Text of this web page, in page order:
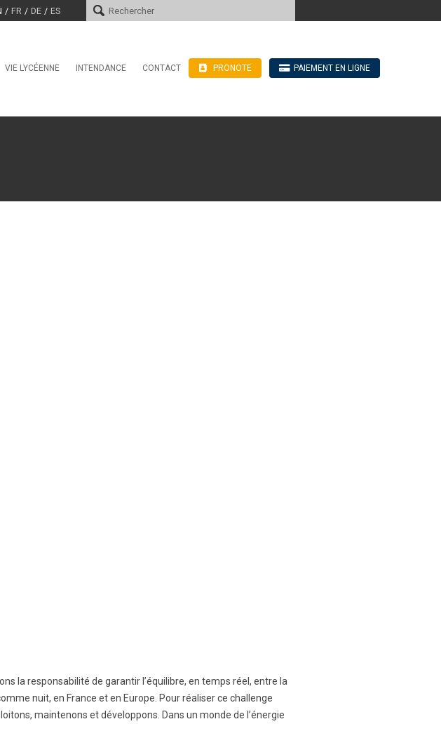
FR DE ES
VIE LYCÉENNE INTENDANCE
Paiement en ligne
CONTACT PRONOTE PAIEMENT EN LIGNE
la responsabilité de garantir l’équilibre, en temps réel, entre la
nuit, en France et en Europe. Pour réaliser ce challenge
maintenons et développons. Dans un monde de l’énergie